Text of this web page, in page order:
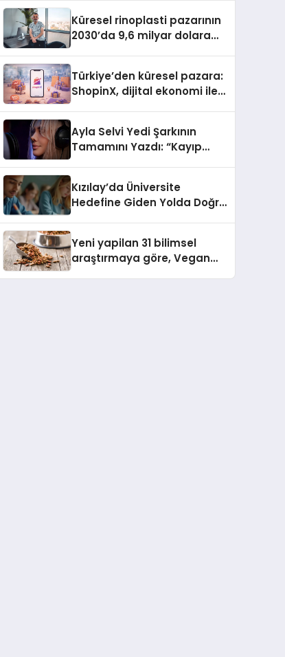
Küresel rinoplasti pazarının
2030’da 9,6 milyar dolara
Türkiye’den küresel pazara:
ShopinX, dijital ekonomi ile
Ayla Selvi Yedi Şarkının
Tamamını Yazdı: “Kayıp
Kızılay’da Üniversite
Hedefine Giden Yolda Doğru
Yeni yapilan 31 bilimsel
araştırmaya göre, Vegan